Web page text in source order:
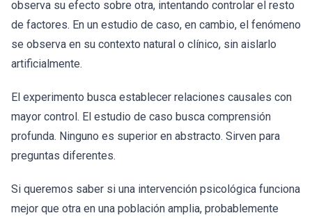
observa su efecto sobre otra, intentando controlar el resto
de factores. En un estudio de caso, en cambio, el fenómeno
se observa en su contexto natural o clínico, sin aislarlo
artificialmente.
El experimento busca establecer relaciones causales con
mayor control. El estudio de caso busca comprensión
profunda. Ninguno es superior en abstracto. Sirven para
preguntas diferentes.
Si queremos saber si una intervención psicológica funciona
mejor que otra en una población amplia, probablemente